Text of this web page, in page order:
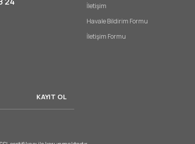
KAYIT OL
İletişim
Havale Bildirim Formu
İletişim Formu